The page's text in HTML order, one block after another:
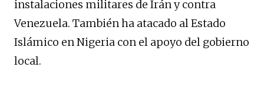
instalaciones militares de Irán y contra
Venezuela. También ha atacado al Estado
Islámico en Nigeria con el apoyo del gobierno
local.